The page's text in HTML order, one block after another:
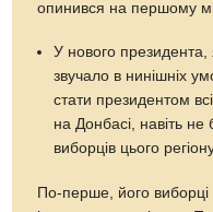
опинився на першому
У нового
звучало в нинішніх
стати президентом
на Донбасі, навіть
виборців цього
По-перше, його виборці